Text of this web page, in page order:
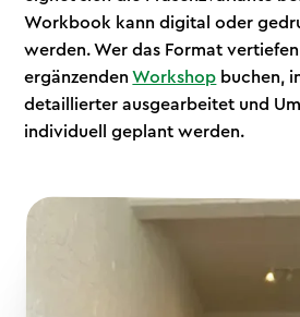
Workbook kann digital oder
werden. Wer das Format
ergänzendenWorkshop buchen,
detaillierter ausgearbeitet und
individuell geplant werden.